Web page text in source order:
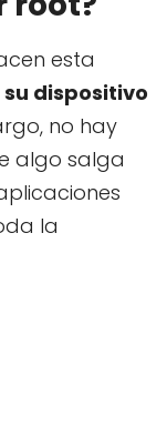
esta
dispositivo
no hay
algo salga
la